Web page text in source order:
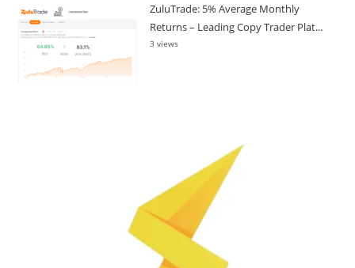
ZuluTrade: 5% Average Monthly
Returns – Leading Copy Trader Plat...
3 views